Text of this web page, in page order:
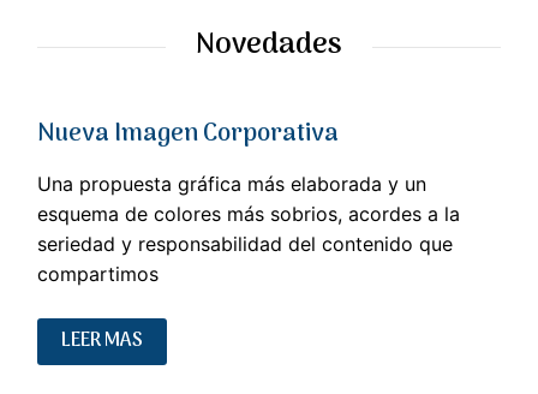
Novedades
Nueva Imagen Corporativa
Una propuesta gráfica más elaborada y un
esquema de colores más sobrios, acordes a la
seriedad y responsabilidad del contenido que
compartimos
LEER MAS